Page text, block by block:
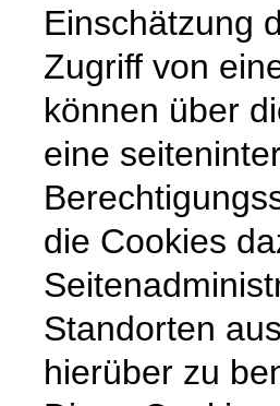
Einschätzung
Zugriff von
können über
eine
die Cookies
Standorten
hierüber zu